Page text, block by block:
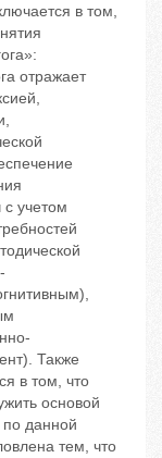
в том,
отражает
с учетом
Также
в том, что
основой
по данной
тем, что